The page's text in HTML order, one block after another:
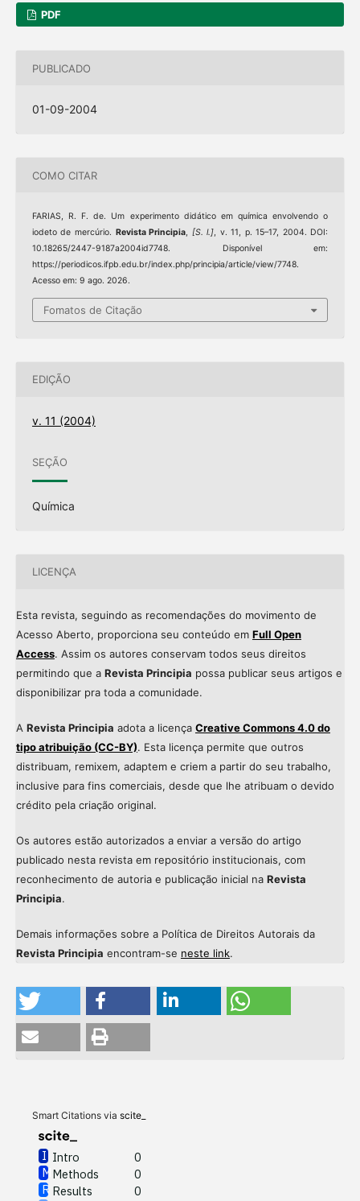
PDF
PUBLICADO
01-09-2004
COMO CITAR
FARIAS, R. F. de. Um experimento didático em química envolvendo o
iodeto de mercúrio. Revista Principia, [S. l.], v. 11, p. 15–17, 2004. DOI:
10.18265/2447-9187a2004id7748. Disponível em:
https://periodicos.ifpb.edu.br/index.php/principia/article/view/7748.
Acesso em: 9 ago. 2026.
Fomatos de Citação
EDIÇÃO
v. 11 (2004)
SEÇÃO
Química
LICENÇA
Esta revista, seguindo as recomendações do movimento de
Acesso Aberto, proporciona seu conteúdo em Full Open
Access. Assim os autores conservam todos seus direitos
permitindo que a Revista Principia possa publicar seus artigos e
disponibilizar pra toda a comunidade.
A Revista Principia adota a licença Creative Commons 4.0 do
tipo atribuição (CC-BY). Esta licença permite que outros
distribuam, remixem, adaptem e criem a partir do seu trabalho,
inclusive para fins comerciais, desde que lhe atribuam o devido
crédito pela criação original.
Os autores estão autorizados a enviar a versão do artigo
publicado nesta revista em repositório institucionais, com
reconhecimento de autoria e publicação inicial na Revista
Principia.
Demais informações sobre a Política de Direitos Autorais da
Revista Principia encontram-se neste link.
Smart Citations via scite_
Intro
0
Methods
0
Results
0